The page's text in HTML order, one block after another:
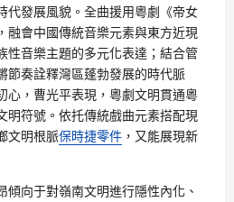
代發展風貌。全曲援用粵劇《帝女
融會中國傳統音樂元素與東方近現
性音樂主題的多元化表達；結合管
節奏詮釋灣區蓬勃發展的時代脈
心，曹光平表現，粵劇文明貫通粵
明符號。依托傳統戲曲元素搭配現
文明根脈保時捷零件 ，又能展現新
傾向于對嶺南文明進行隱性內化、